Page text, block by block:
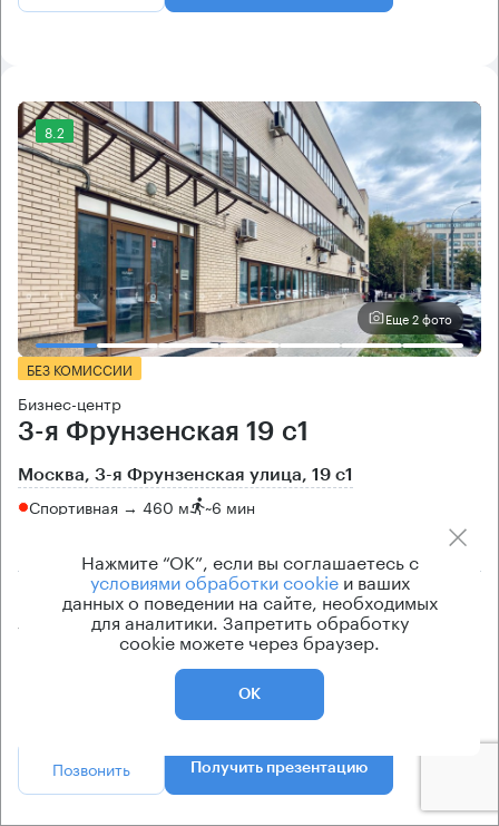
8.2
Еще 2 фото
БЕЗ КОМИССИИ
Бизнес-центр
3-я Фрунзенская 19 с1
Москва, 3-я Фрунзенская улица, 19 с1
Спортивная → 460 м ~6 мин
Площадь особняка
343 кв.м
Ставка арендной платы
по запросу
Эксплуатационные расходы
Включены в ставку
Позвонить Получить презентацию
Нажмите “ОК”, если вы соглашаетесь с
условиями обработки cookieи ваших
данных о поведении на сайте, необходимых
для аналитики. Запретить обработку
cookie можете через браузер.
ОК